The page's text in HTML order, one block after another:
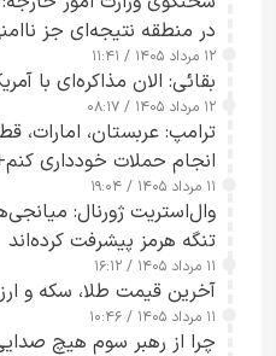
در منطقه نتیجه‌ای جز
۱۲ مرداد ۱۴۰۵ / ۱۱:۴۱
بقائی: الان مذاکره‌ای با
۱۲ مرداد ۱۴۰۵ / ۰۸:۱۷
ترامپ: عربستان، امارات،
انجام حملات خودداری
۱۱ مرداد ۱۴۰۵ / ۱۹:۰۴
وال‌استریت ژورنال:
تنگه هرمز پیشرفت کرده‌اند
۱۱ مرداد ۱۴۰۵ / ۱۶:۱۲
آخرین قیمت طلا، سکه و ارز یکشنبه 11
۱۱ مرداد ۱۴۰۵ / ۱۰:۴۶
چرا از رهبر سوم هیچ